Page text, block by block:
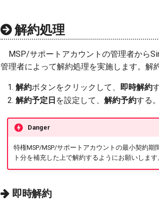
解約処理
MSP/サポートアカウントの管理者から
管理者によって解約処理を実施します。解
解約ボタンをクリックして、 即時解約
解約予定日 を設定して、 解約予約する。
Danger
特権MSP/MSP/サポートアカウントの最小契約
ト分を補充した上で解約するようにお願いしま
即時解約